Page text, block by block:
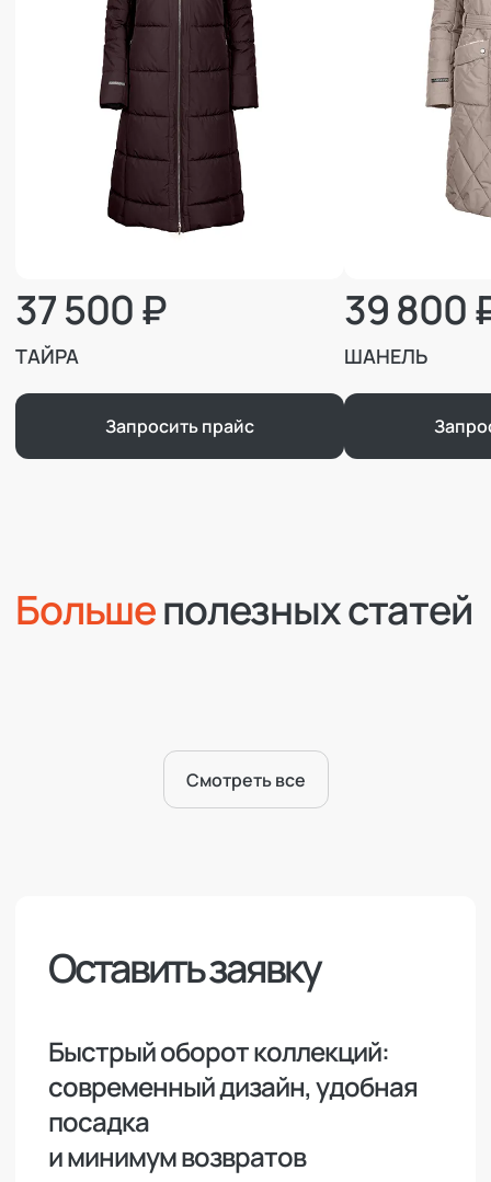
37 500 ₽
ТАЙРА
Запросить прайс
39 800
ШАНЕЛЬ
Большеполезных статей
Смотреть все
Оставить заявку
Быстрый оборот коллекций:
современный дизайн, удобная
посадка
и минимум возвратов